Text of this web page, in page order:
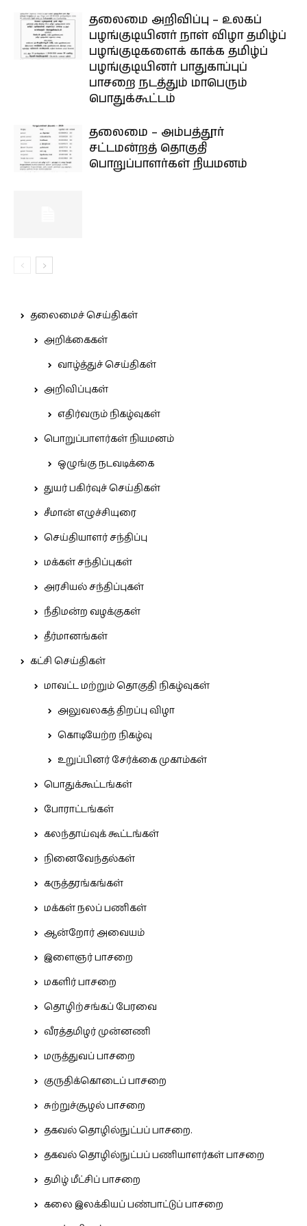
தலைமை அறிவிப்பு – உலகப்
பழங்குடியினர் நாள் விழா தமிழ்ப்
பழங்குடிகளைக் காக்க தமிழ்ப்
பழங்குடியினர் பாதுகாப்புப்
பாசறை நடத்தும் மாபெரும்
பொதுக்கூட்டம்
தலைமை – அம்பத்தூர்
சட்டமன்றத் தொகுதி
பொறுப்பாளர்கள் நியமனம்
தலைமைச் செய்திகள்
அறிக்கைகள்
வாழ்த்துச் செய்திகள்
அறிவிப்புகள்
எதிர்வரும் நிகழ்வுகள்
பொறுப்பாளர்கள் நியமனம்
ஒழுங்கு நடவடிக்கை
துயர் பகிர்வுச் செய்திகள்
சீமான் எழுச்சியுரை
செய்தியாளர் சந்திப்பு
மக்கள் சந்திப்புகள்
அரசியல் சந்திப்புகள்
நீதிமன்ற வழக்குகள்
தீர்மானங்கள்
கட்சி செய்திகள்
மாவட்ட மற்றும் தொகுதி நிகழ்வுகள்
அலுவலகத் திறப்பு விழா
கொடியேற்ற நிகழ்வு
உறுப்பினர் சேர்க்கை முகாம்கள்
பொதுக்கூட்டங்கள்
போராட்டங்கள்
கலந்தாய்வுக் கூட்டங்கள்
நினைவேந்தல்கள்
கருத்தரங்கங்கள்
மக்கள் நலப் பணிகள்
ஆன்றோர் அவையம்
இளைஞர் பாசறை
மகளிர் பாசறை
தொழிற்சங்கப் பேரவை
வீரத்தமிழர் முன்னணி
மருத்துவப் பாசறை
குருதிக்கொடைப் பாசறை
சுற்றுச்சூழல் பாசறை
தகவல் தொழில்நுட்பப் பாசறை.
தகவல் தொழில்நுட்பப் பணியாளர்கள் பாசறை
தமிழ் மீட்சிப் பாசறை
கலை இலக்கியப் பண்பாட்டுப் பாசறை